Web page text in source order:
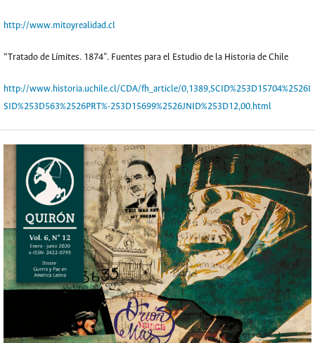
http://www.mitoyrealidad.cl
“Tratado de Límites. 1874”. Fuentes para el Estudio de la Historia de Chile
http://www.historia.uchile.cl/CDA/fh_article/0,1389,SCID%253D15704%2526I
SID%253D563%2526PRT%-253D15699%2526JNID%253D12,00.html